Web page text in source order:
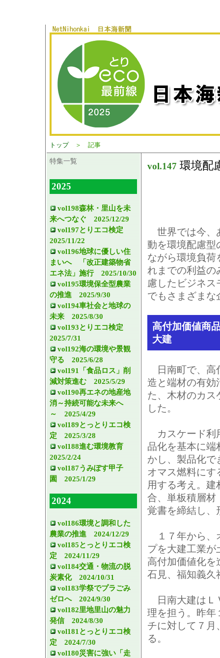
トップ＞ 記事
特集一覧
2025
vol198森林・里山を未
来へつなぐ 2025/12/29
vol197とりエコ検定
2025/11/22
vol196地球に優しい住
まいへ 「改正建築物省
エネ法」施行 2025/10/30
vol195環境保全型農業
の推進 2025/9/30
vol194車社会と地球の
未来 2025/8/30
vol193とりエコ検定
2025/7/31
vol192海の環境や景観
守る 2025/6/28
vol191「食品ロス」削
減対策進む 2025/5/29
vol190再エネの地産地
消～持続可能な未来へ
～ 2025/4/29
vol189とっとりエコ検
定 2025/3/28
vol188進む環境教育
2025/2/24
vol187うみぽす甲子
園 2025/1/29
2024
vol186環境と調和した
農業の推進 2024/12/29
vol185とっとりエコ検
定 2024/11/29
vol184交通・物流の脱
炭素化 2024/10/31
vol183学祭でプラごみ
ゼロへ 2024/9/30
vol182里地里山の魅力
発信 2024/8/30
vol181とっとりエコ検
定 2024/7/30
vol180災害に強い「走
vol.147 環境配
世界では今、
動を環境配慮型
ながら環境負荷
れまでの利益の
慮したビジネ
でもさまざまな
高付加価値商
大建
日南町で、高
造と端材の有効
た、木材のカス
した。
カスケード利
品化を基本に端
かし、製品化で
オマス燃料にす
用する考え。
合、単板積層材
覚書を締結し、
１７年から、
プを大建工業が
高付加価値化を
石見、福知義久
日南大建はＬ
理を担う。昨年
チに対して７月
る。